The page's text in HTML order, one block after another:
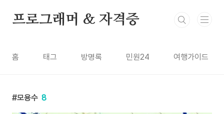
프로그래머 & 자격증
홈 태그 방명록 민원24 여행가이드
모용수 8